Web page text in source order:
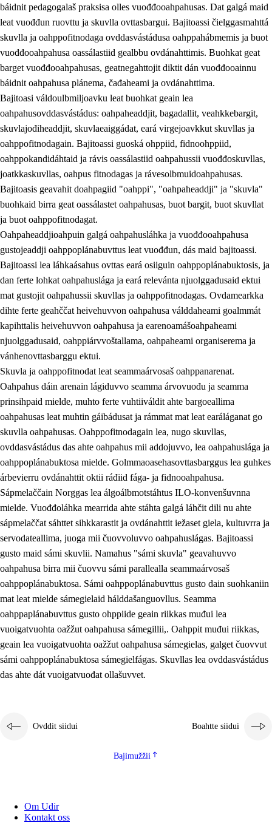
báidnit pedagogalaš praksisa olles vuođđooahpahusas. Dat galgá maid
leat vuođđun ruovttu ja skuvlla ovttasbargui. Bajitoassi čielggasmahttá
skuvlla ja oahppofitnodaga ovddasvástádusa oahppahábmemis ja buot
vuođđooahpahusa oassálastiid gealbbu ovdánahttimis. Buohkat geat
barget vuođđooahpahusas, geatnegahttojit diktit dán vuođđooainnu
báidnit oahpahusa plánema, čađaheami ja ovdánahttima.
Bajitoasi váldoulbmiljoavku leat buohkat geain lea
oahpahusovddasvástádus: oahpaheaddjit, bagadallit, veahkkebargit,
skuvlajođiheaddjit, skuvlaeaiggádat, eará virgejoavkkut skuvllas ja
oahppofitnodagain. Bajitoassi guoská ohppiid, fidnoohppiid,
oahppokandidáhtaid ja rávis oassálastiid oahpahussii vuođđoskuvllas,
joatkkaskuvllas, oahpus fitnodagas ja rávesolbmuidoahpahusas.
Bajitoasis geavahit doahpagiid "oahppi", "oahpaheaddji" ja "skuvla"
buohkaid birra geat oassálastet oahpahusas, buot bargit, buot skuvllat
ja buot oahppofitnodagat.
Oahpaheaddjioahpuin galgá oahpahusláhka ja vuođđooahpahusa
gustojeaddji oahppoplánabuvttus leat vuođđun, dás maid bajitoassi.
Bajitoassi lea láhkaásahus ovttas eará osiiguin oahppoplánabuktosis, ja
dan ferte lohkat oahpahuslága ja eará relevánta njuolggadusaid ektui
mat gustojit oahpahussii skuvllas ja oahppofitnodagas. Ovdamearkka
dihte ferte geahččat heivehuvvon oahpahusa válddaheami goalmmát
kapihttalis heivehuvvon oahpahusa ja earenoamášoahpaheami
njuolggadusaid, oahppiárvvoštallama, oahpaheami organiserema ja
vánhenovttasbarggu ektui.
Skuvla ja oahppofitnodat leat seammaárvosaš oahppanarenat.
Oahpahus dáin arenain lágiduvvo seamma árvovuođu ja seamma
prinsihpaid mielde, muhto ferte vuhtiiváldit ahte bargoeallima
oahpahusas leat muhtin gáibádusat ja rámmat mat leat earáláganat go
skuvlla oahpahusas. Oahppofitnodagain lea, nugo skuvllas,
ovddasvástádus das ahte oahpahus mii addojuvvo, lea oahpahuslága ja
oahppoplánabuktosa mielde. Golmmaoasehasovttasbarggus lea guhkes
árbevierru ovdánahttit oktii ráđiid fága- ja fidnooahpahusa.
Sápmelaččain Norggas lea álgoálbmotstáhtus ILO-konvenšuvnna
mielde. Vuođđoláhka mearrida ahte stáhta galgá láhčit dili nu ahte
sápmelaččat sáhttet sihkkarastit ja ovdánahttit iežaset giela, kultuvrra ja
servodateallima, juoga mii čuovvoluvvo oahpahuslágas. Bajitoassi
gusto maid sámi skuvlii. Namahus "sámi skuvla" geavahuvvo
oahpahusa birra mii čuovvu sámi parallealla seammaárvosaš
oahppoplánabuktosa. Sámi oahppoplánabuvttus gusto dain suohkaniin
mat leat mielde sámegielaid hálddašanguovllus. Seamma
oahppaplánabuvttus gusto ohppiide geain riikkas muđui lea
vuoigatvuohta oažžut oahpahusa sámegillii,. Oahppit muđui riikkas,
geain lea vuoigatvuohta oažžut oahpahusa sámegielas, galget čuovvut
sámi oahppoplánabuktosa sámegielfágas. Skuvllas lea ovddasvástádus
das ahte dát vuoigatvuođat ollašuvvet.
Ovddit siidui Boahtte siidui
Bajimužžii
Om Udir
Kontakt oss